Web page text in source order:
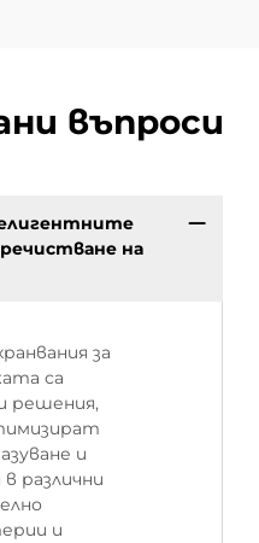
въпроси
на
за
са
решения,
и
различни
и